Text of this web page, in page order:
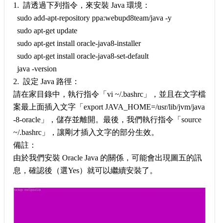
1. 請透過下列指令，來安裝 Java 環境：
sudo add-apt-repository ppa:webupd8team/java -y
sudo apt-get update
sudo apt-get install oracle-java8-installer
sudo apt-get install oracle-java8-set-default
java -version
2. 設定 Java 路徑：
請在家目錄中，執行指令「vi ~/.bashrc」，並且在文字檔
案最上面插入文字「export JAVA_HOME=/usr/lib/jvm/java
-8-oracle」，儲存並離開。最後，我們執行指令「source
~/.bashrc」，讓剛才插入文字的部分生效。
備註：
由於我們安裝 Oracle Java 的關係，可能會出現圖五的訊
息，確認後（選Yes）就可以繼續安裝了。